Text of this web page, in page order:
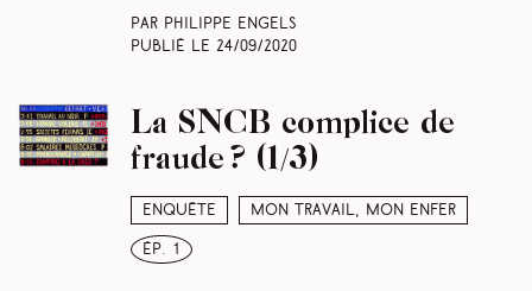
Par Philippe Engels
Publié le 24/09/2020
Enquête Mon travail, mon enfer
ép. 1
La SNCB complice de
fraude ? (1/3)